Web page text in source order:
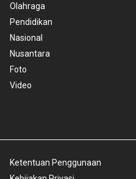
Olahraga
Pendidikan
Nasional
Nusantara
Foto
Video
Ketentuan Penggunaan